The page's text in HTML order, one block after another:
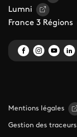
Lumni
France 3 Régions
Mentions légales
Gestion des traceurs